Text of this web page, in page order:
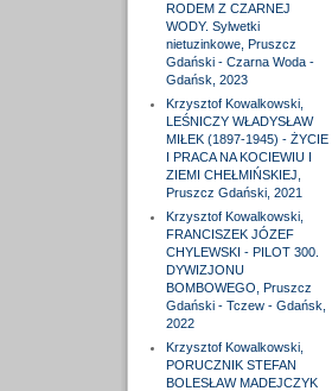
RODEM Z CZARNEJ
WODY. Sylwetki
nietuzinkowe, Pruszcz
Gdański - Czarna Woda -
Gdańsk, 2023
Krzysztof Kowalkowski,
LEŚNICZY WŁADYSŁAW
MIŁEK (1897-1945) - ŻYCIE
I PRACA NA KOCIEWIU I
ZIEMI CHEŁMIŃSKIEJ,
Pruszcz Gdański, 2021
Krzysztof Kowalkowski,
FRANCISZEK JÓZEF
CHYLEWSKI - PILOT 300.
DYWIZJONU
BOMBOWEGO, Pruszcz
Gdański - Tczew - Gdańsk,
2022
Krzysztof Kowalkowski,
PORUCZNIK STEFAN
BOLESŁAW MADEJCZYK